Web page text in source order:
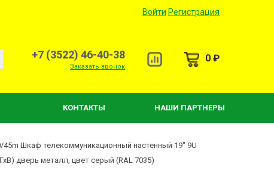
Войти Регистрация
+7 (3522) 46-40-38
Заказать звонок
0 ₽
КОНТАКТЫ НАШИ ПАРТНЕРЫ
45m Шкаф телекоммуникационный настенный 19" 9U
дверь металл, цвет серый (RAL 7035)